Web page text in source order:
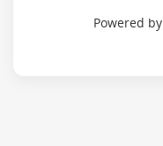
Powered by